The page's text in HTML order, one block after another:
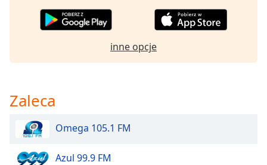
Color
Opacity
Background
Color
inne opcje
Zaleca
Omega 105.1 FM
Azul 99.9 FM